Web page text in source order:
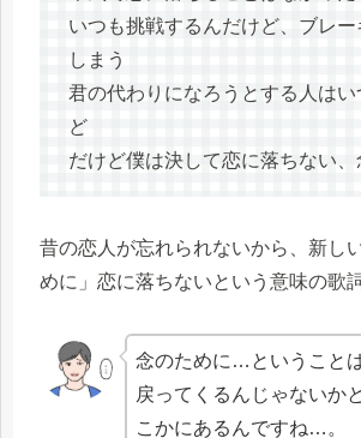
いつも挑戦するんだけど、ブレー
しまう
君の代わりになろうとする人はい
ど
だけど僕は決して恋に落ちない、
昔の恋人が忘れられないから、新し
めに」恋に落ちないという意味の歌
念のために…ということ
戻ってくるんじゃないか
こかにあるんですね…。